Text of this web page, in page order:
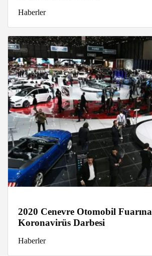
Haberler
2020 Cenevre Otomobil Fuarına
Koronavirüs Darbesi
Haberler